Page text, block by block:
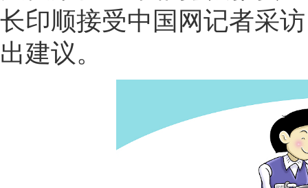
长印顺接受中国网记者采
出建议。